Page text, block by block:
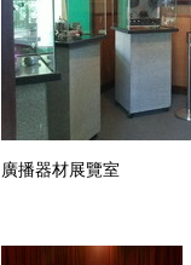
廣播器材展覽室